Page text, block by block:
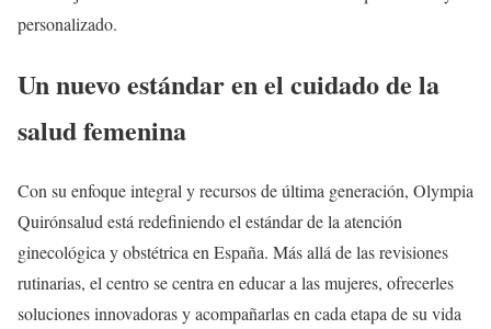
personalizado.
Un nuevo estándar en el cuidado de la
salud femenina
Con su enfoque integral y recursos de última generación, Olympia
Quirónsalud está redefiniendo el estándar de la atención
ginecológica y obstétrica en España. Más allá de las revisiones
rutinarias, el centro se centra en educar a las mujeres, ofrecerles
soluciones innovadoras y acompañarlas en cada etapa de su vida